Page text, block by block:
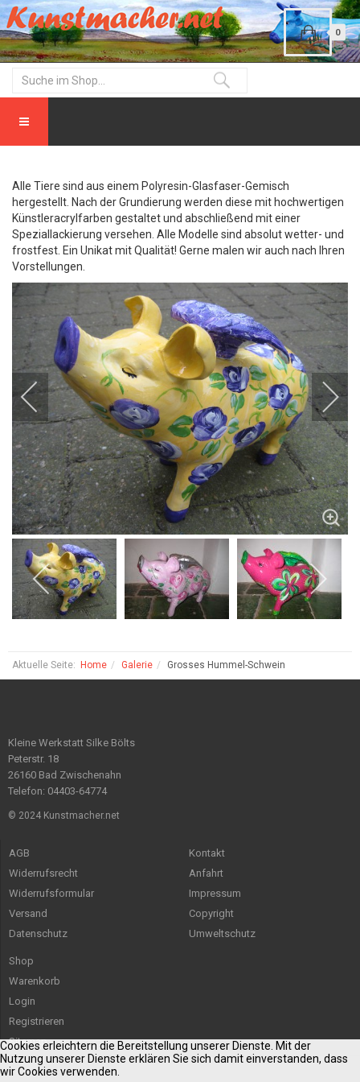
0
Alle Tiere sind aus einem Polyresin-Glasfaser-Gemisch
hergestellt. Nach der Grundierung werden diese mit hochwertigen
Künstleracrylfarben gestaltet und abschließend mit einer
Speziallackierung versehen. Alle Modelle sind absolut wetter- und
frostfest. Ein Unikat mit Qualität! Gerne malen wir auch nach Ihren
Vorstellungen.
Aktuelle Seite: Home Galerie Grosses Hummel-Schwein
Kleine Werkstatt Silke Bölts
Peterstr. 18
26160 Bad Zwischenahn
Telefon: 04403-64774
© 2024 Kunstmacher.net
AGB
Widerrufsrecht
Widerrufsformular
Versand
Datenschutz
Kontakt
Anfahrt
Impressum
Copyright
Umweltschutz
Shop
Warenkorb
Login
Registrieren
Sitemap
Cookies erleichtern die Bereitstellung unserer Dienste. Mit der
Nutzung unserer Dienste erklären Sie sich damit einverstanden, dass
wir Cookies verwenden.